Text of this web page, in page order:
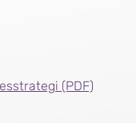
(PDF)